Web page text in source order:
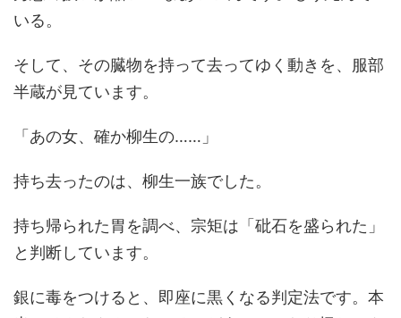
いる。
そして、その臓物を持って去ってゆく動きを、服部
半蔵が見ています。
「あの女、確か柳生の……」
持ち去ったのは、柳生一族でした。
持ち帰られた胃を調べ、宗矩は「砒石を盛られた」
と判断しています。
銀に毒をつけると、即座に黒くなる判定法です。本